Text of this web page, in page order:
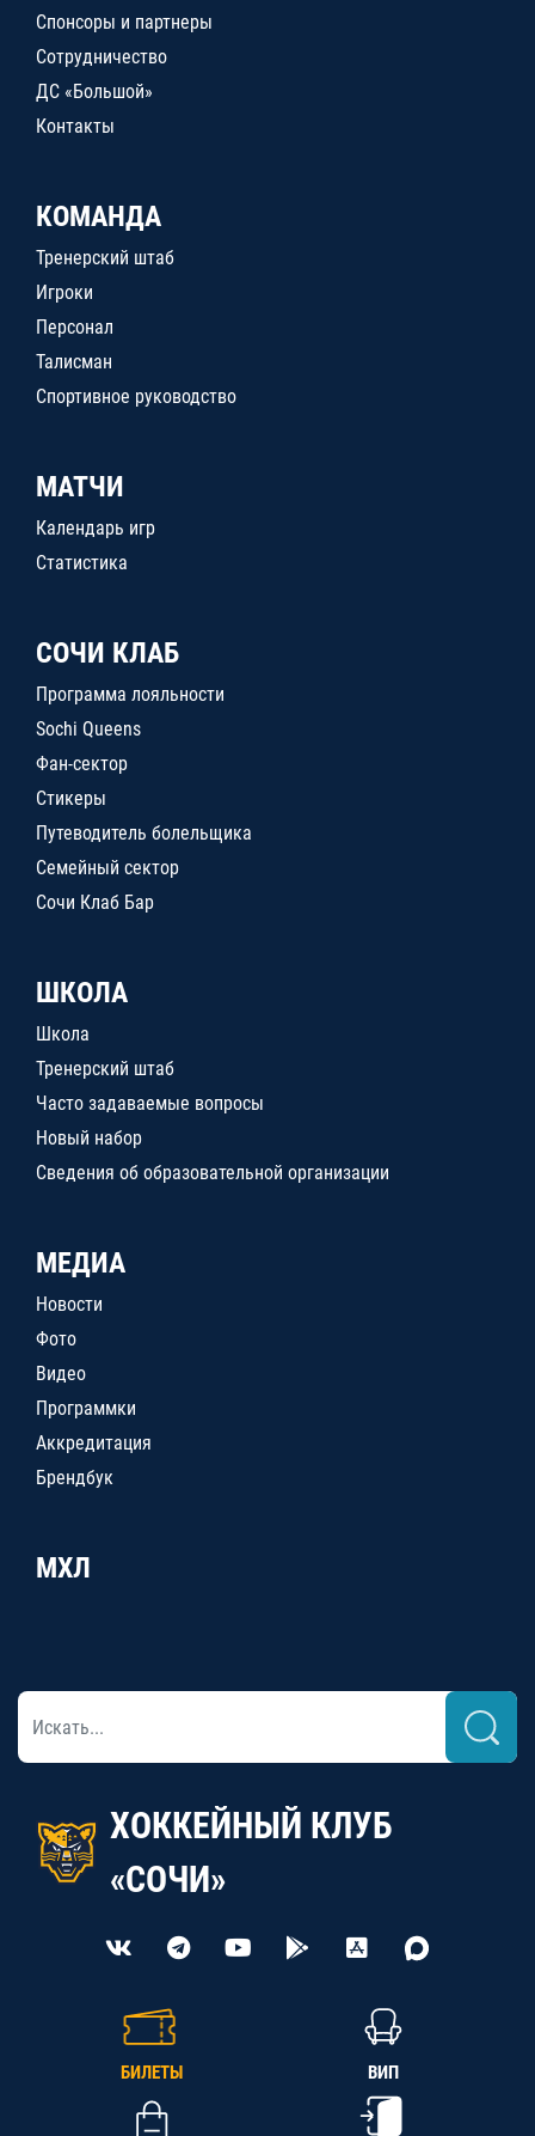
Спонсоры и партнеры
Сотрудничество
ДС «Большой»
Контакты
КОМАНДА
Тренерский штаб
Игроки
Персонал
Талисман
Спортивное руководство
МАТЧИ
Календарь игр
Статистика
СОЧИ КЛАБ
Программа лояльности
Sochi Queens
Фан-сектор
Стикеры
Путеводитель болельщика
Семейный сектор
Сочи Клаб Бар
ШКОЛА
Школа
Тренерский штаб
Часто задаваемые вопросы
Новый набор
Сведения об образовательной организации
МЕДИА
Новости
Фото
Видео
Программки
Аккредитация
Брендбук
МХЛ
ХОККЕЙНЫЙ КЛУБ
«СОЧИ»
БИЛЕТЫ ВИП